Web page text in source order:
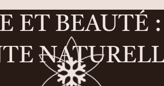
ET BEAUTÉ